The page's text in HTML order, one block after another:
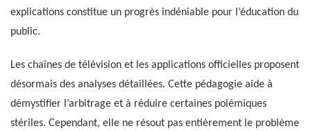
explications constitue un progrès indéniable pour l’éducation du
public.
Les chaînes de télévision et les applications officielles proposent
désormais des analyses détaillées. Cette pédagogie aide à
démystifier l’arbitrage et à réduire certaines polémiques
stériles. Cependant, elle ne résout pas entièrement le problème